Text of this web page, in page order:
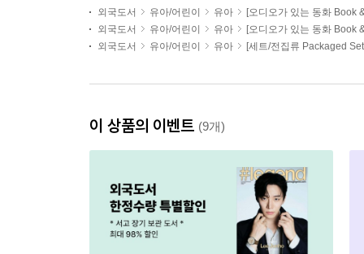
외국도서 유아/어린이 유아
[오디오가 있는 동화 Book
외국도서
유아/어린이 유아
[오디오가 있는 동화 Book
외국도서
유아/어린이 유아 [세트/전집류 Packaged
이 상품의 이벤트 (9개)